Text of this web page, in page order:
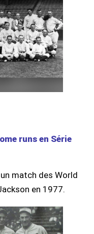
runs en Série
match des World
en 1977.